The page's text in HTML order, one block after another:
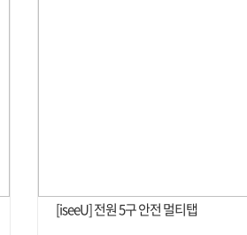
[iseeU] 전원 5구 안전 멀티탭